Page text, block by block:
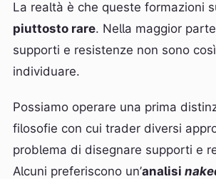
La realtà è che queste formazioni
piuttosto rare. Nella maggior
supporti e resistenze non sono
individuare.
Possiamo operare una prima
filosofie con cui trader diversi
problema di disegnare supporti e
Alcuni preferiscono un’analisi